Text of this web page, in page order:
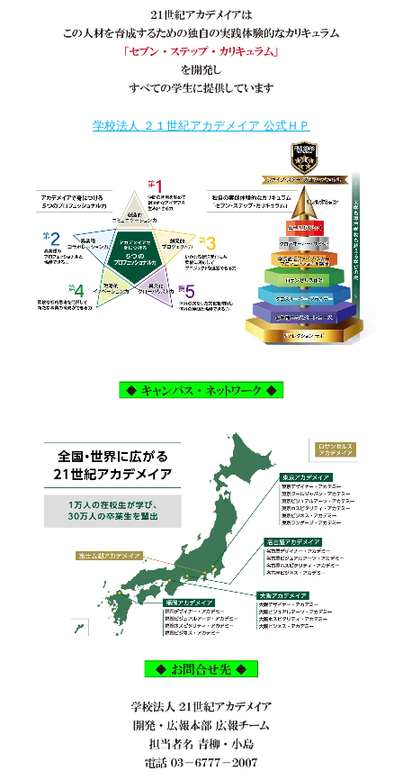
学校法人 ２１世紀アカデメイア 公式ＨＰ